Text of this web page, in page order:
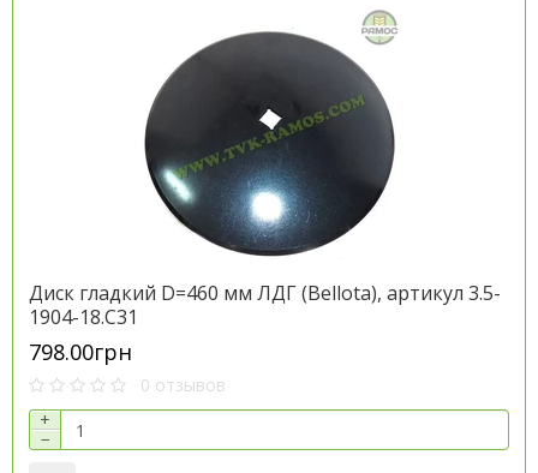
Диск гладкий D=460 мм ЛДГ (Bellota), артикул 3.5-
1904-18.C31
798.00грн
0 отзывов
+
−